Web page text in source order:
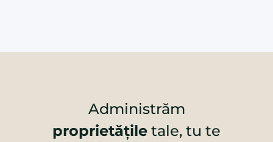
Administrăm
proprietățile tale, tu te